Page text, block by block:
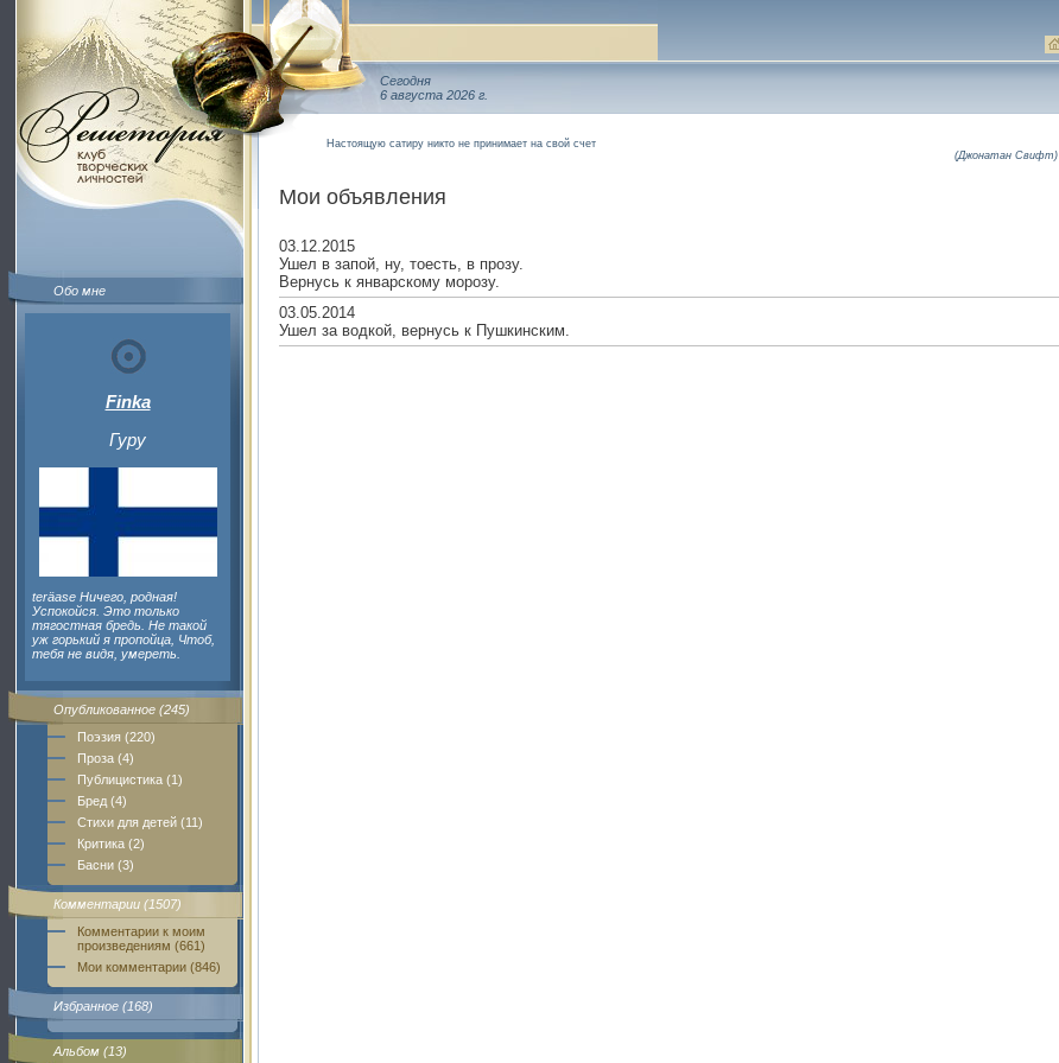
Обо мне
Finka
Гуру
teräase Ничего, родная!
Успокойся. Это только
тягостная бредь. Не такой
уж горький я пропойца, Чтоб,
тебя не видя, умереть.
Опубликованное (245)
Поэзия (220)
Проза (4)
Публицистика (1)
Бред (4)
Стихи для детей (11)
Критика (2)
Басни (3)
Комментарии (1507)
Комментарии к моим
произведениям (661)
Мои комментарии (846)
Избранное (168)
Альбом (13)
Сегодня
6 августа 2026 г.
Настоящую сатиру никто не принимает на свой счет
(Джонатан Свифт)
Мои объявления
03.12.2015
Ушел в запой, ну, тоесть, в прозу.
Вернусь к январскому морозу.
03.05.2014
Ушел за водкой, вернусь к Пушкинским.